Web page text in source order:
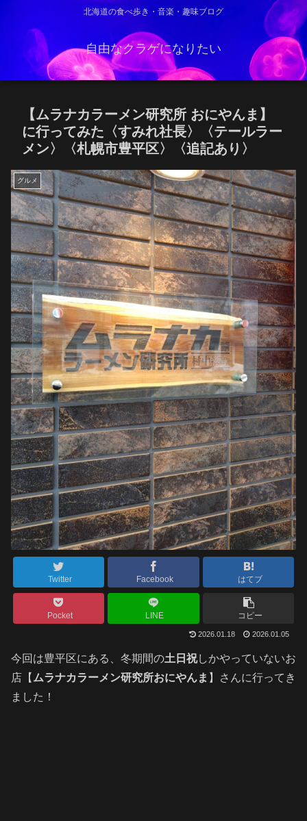
北海道の食べ歩き・音楽・趣味ブログ
自由なクラゲになりたい
【ムラナカラーメン研究所 おにやんま】
に行ってみた〈すみれ社長〉〈テールラー
メン〉〈札幌市豊平区〉〈追記あり〉
グルメ
Twitter Facebook はてブ
Pocket LINE コピー
2026.01.18 2026.01.05
今回は豊平区にある、冬期間の土日祝しかやっていないお
店【 ムラナカラーメン研究所おにやんま 】さんに行ってき
ました！